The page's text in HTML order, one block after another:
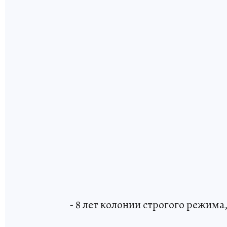
- 8 лет колонии строгого режима,